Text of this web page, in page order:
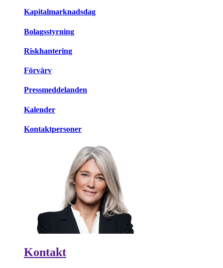
Kapitalmarknadsdag
Bolagsstyrning
Riskhantering
Förvärv
Pressmeddelanden
Kalender
Kontaktpersoner
Kontakt